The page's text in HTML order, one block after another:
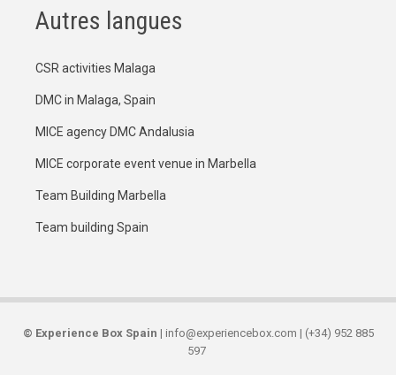
Autres langues
CSR activities Malaga
DMC in Malaga, Spain
MICE agency DMC Andalusia
MICE corporate event venue in Marbella
Team Building Marbella
Team building Spain
© Experience Box Spain | info@experiencebox.com | (+34) 952 885
597